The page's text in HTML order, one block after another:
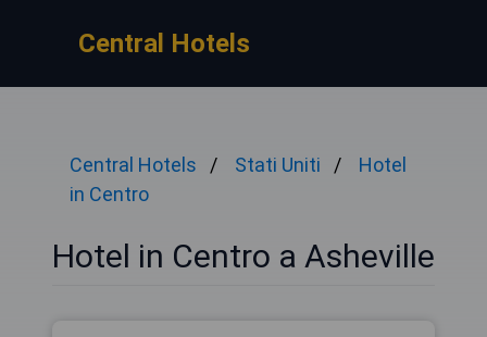
Central Hotels
Central Hotels Stati Uniti
Hotel
in Centro
Hotel in Centro a Asheville